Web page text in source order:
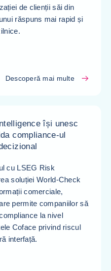
de clienții săi din
răspuns mai rapid și
Descoperă mai multe
își unesc
compliance-ul
cu LSEG Risk
soluției World-Check
comerciale,
permite companiilor să
la nivel
Coface privind riscul
interfață.